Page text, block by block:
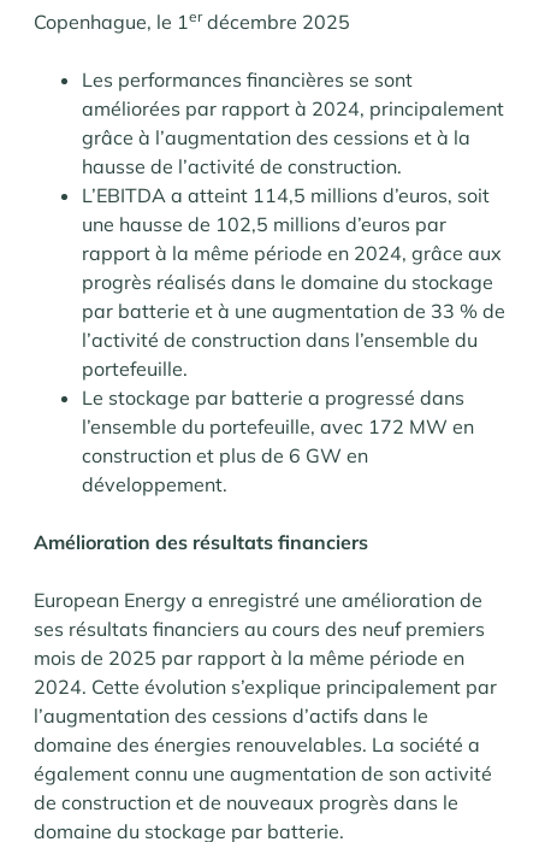
Copenhague, le 1erdécembre 2025
Les performances financières se sont
améliorées par rapport à 2024, principalement
grâce à l’augmentation des cessions et à la
hausse de l’activité de construction.
L’EBITDA a atteint 114,5 millions d’euros, soit
une hausse de 102,5 millions d’euros par
rapport à la même période en 2024, grâce aux
progrès réalisés dans le domaine du stockage
par batterie et à une augmentation de 33 % de
l’activité de construction dans l’ensemble du
portefeuille.
Le stockage par batterie a progressé dans
l’ensemble du portefeuille, avec 172 MW en
construction et plus de 6 GW en
développement.
Amélioration des résultats financiers
European Energy a enregistré une amélioration de
ses résultats financiers au cours des neuf premiers
mois de 2025 par rapport à la même période en
2024. Cette évolution s’explique principalement par
l’augmentation des cessions d’actifs dans le
domaine des énergies renouvelables. La société a
également connu une augmentation de son activité
de construction et de nouveaux progrès dans le
domaine du stockage par batterie.